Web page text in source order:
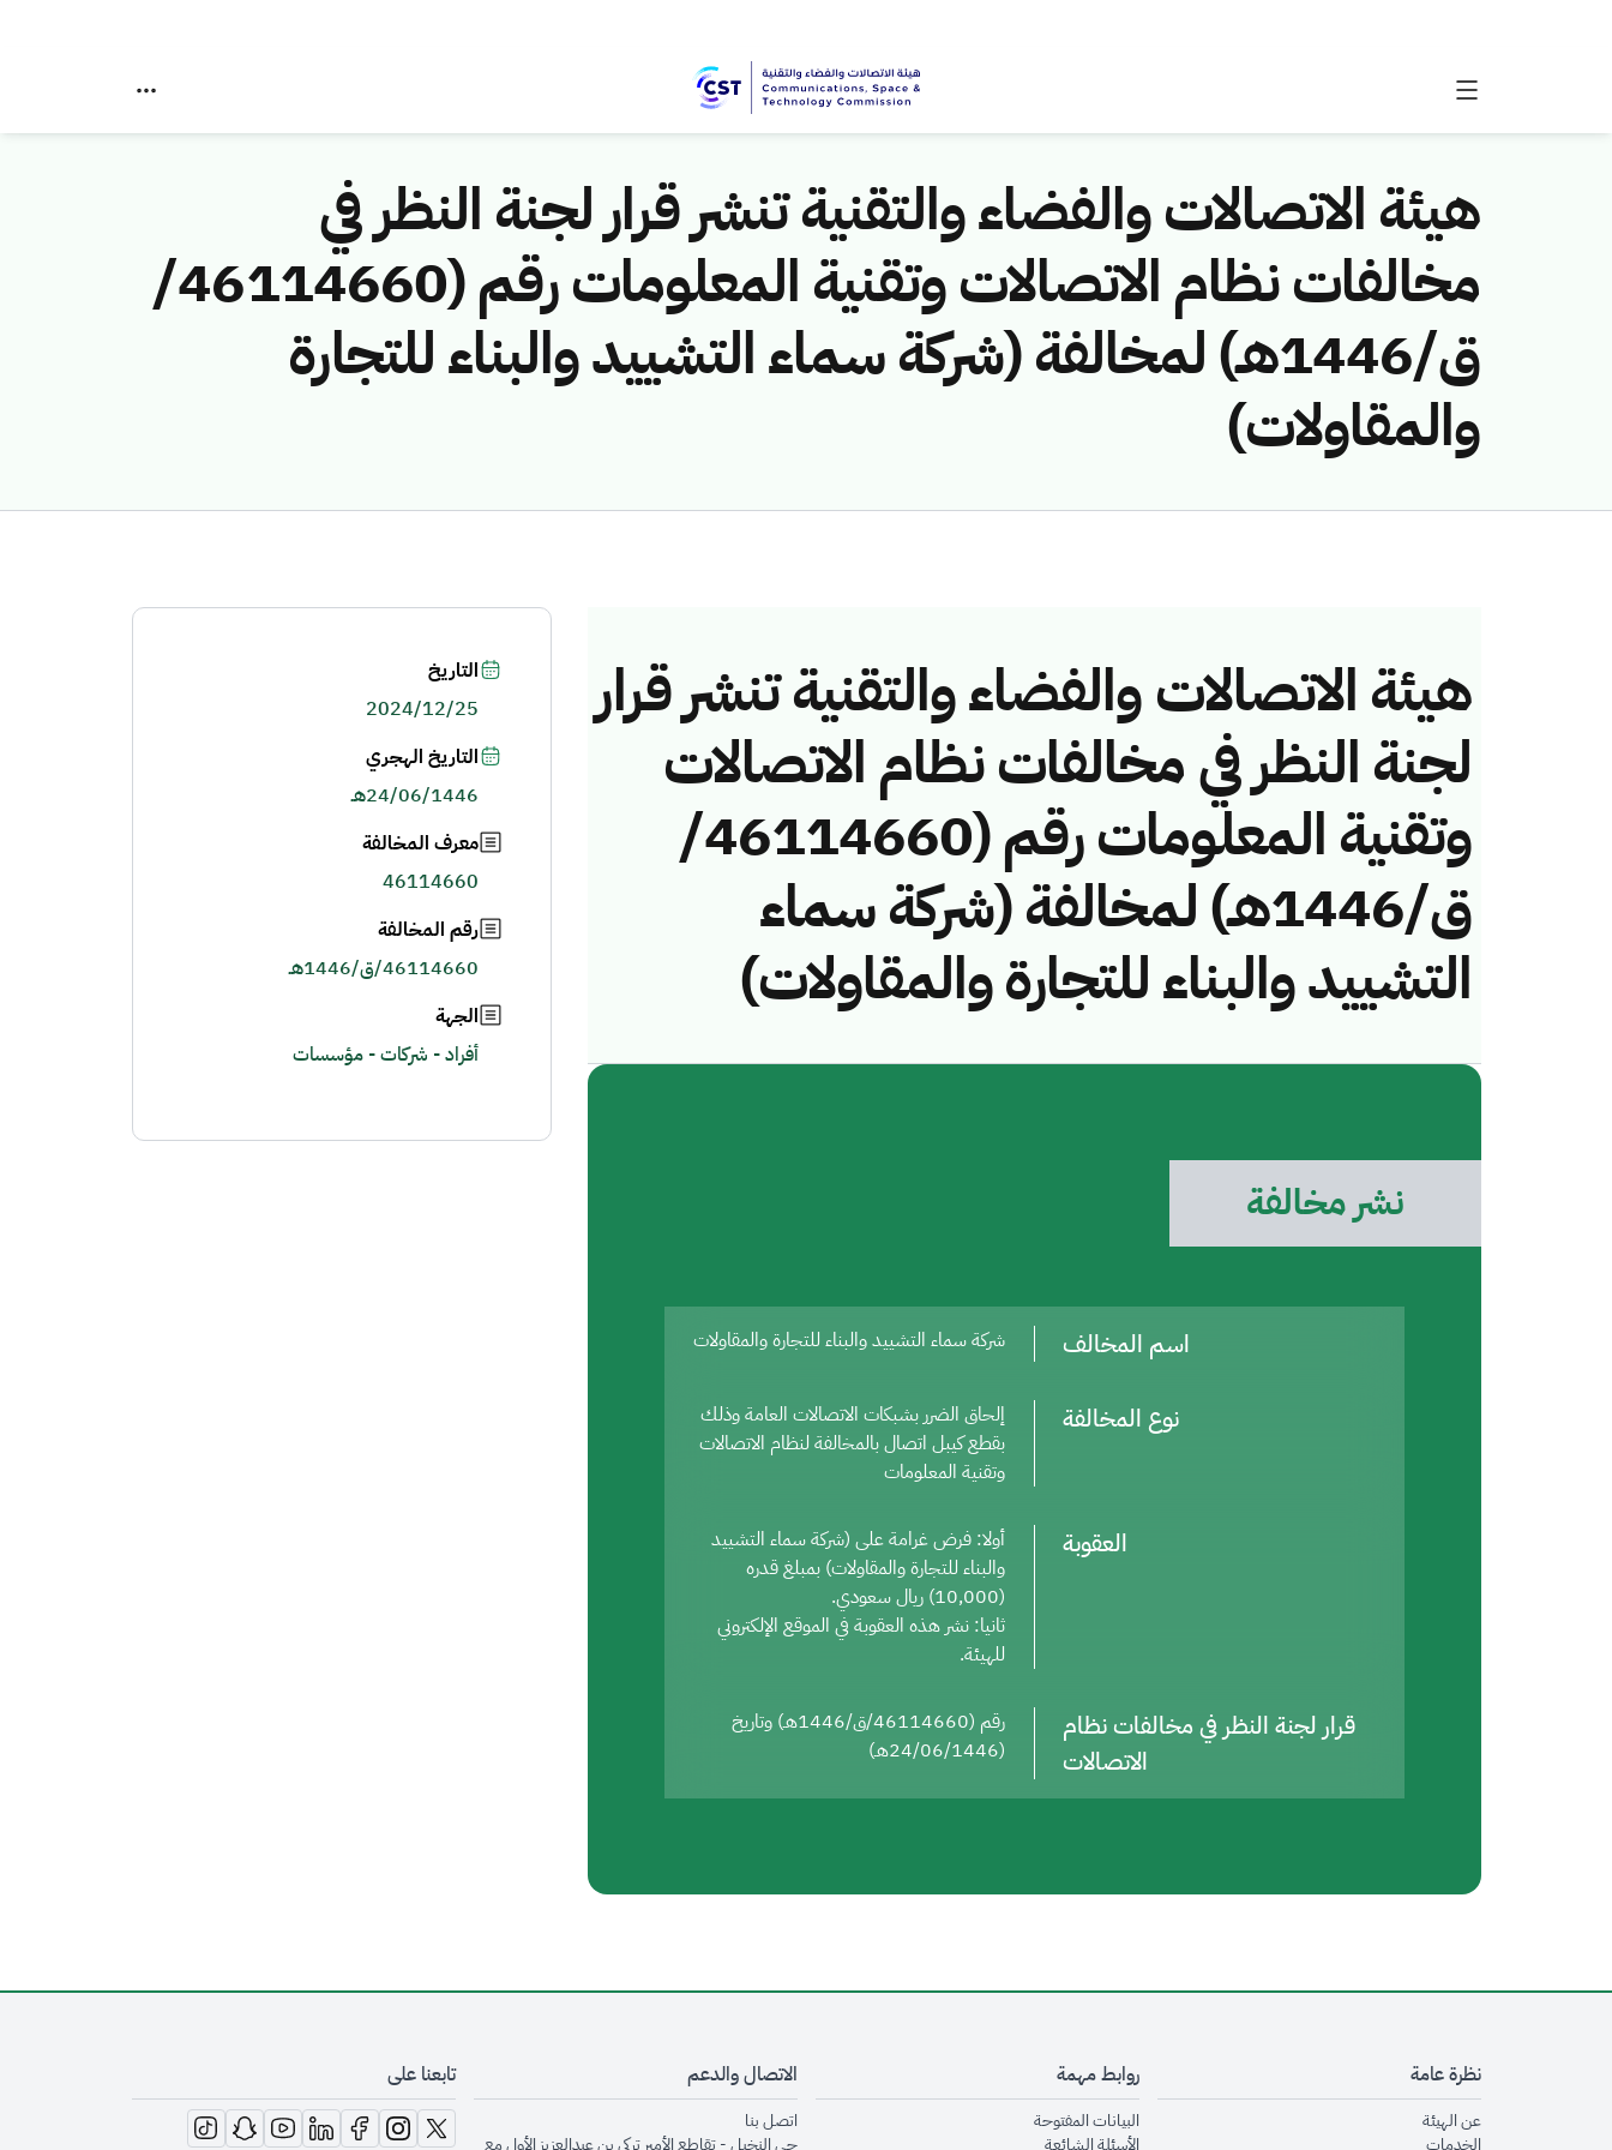
هيئة الاتصالات والفضاء والتقنية تنشر قرار لجنة النظر في
مخالفات نظام الاتصالات وتقنية المعلومات رقم (46114660/
ق/1446هـ) لمخالفة (شركة سماء التشييد والبناء للتجارة
والمقاولات)
هيئة الاتصالات والفضاء والتقنية تنشر قرار
لجنة النظر في مخالفات نظام الاتصالات
وتقنية المعلومات رقم (46114660/
ق/1446هـ) لمخالفة (شركة سماء
التشييد والبناء للتجارة والمقاولات)
نشر مخالفة
اسم المخالف شركة سماء التشييد والبناء للتجارة والمقاولات
نوع المخالفة
إلحاق الضرر بشبكات الاتصالات العامة وذلك
بقطع كيبل اتصال بالمخالفة لنظام الاتصالات
وتقنية المعلومات
العقوبة
أولا: فرض غرامة على (شركة سماء التشييد
والبناء للتجارة والمقاولات) بمبلغ قدره
(10,000) ريال سعودي.
ثانيا: نشر هذه العقوبة في الموقع الإلكتروني
للهيئة.
قرار لجنة النظر في مخالفات نظام
الاتصالات
رقم (46114660/ق/1446هـ) وتاريخ
(24/06/1446هـ)
التاريخ
2024/12/25
التاريخ الهجري
24/06/1446هـ
معرف المخالفة
46114660
رقم المخالفة
46114660/ق/1446هـ
الجهة
أفراد - شركات - مؤسسات
نظرة عامة
عن الهيئةopens in new window
الخدماتopens in new window
روابط مهمة
البيانات المفتوحةopens in new window
الأسئلة الشائعةopens in new window
الاتصال والدعم
اتصل بنا
حي النخيل - تقاطع الأمير تركي بن عبدالعزيز الأول مع
تابعنا على
opens in new window
opens in new window
opens in new window
opens in new window
opens in new window
opens in new window
opens in new window